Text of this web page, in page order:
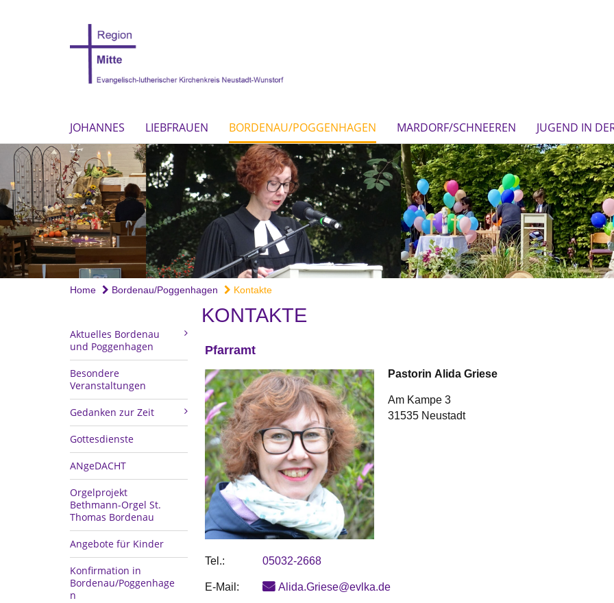
JOHANNES LIEBFRAUEN BORDENAU/POGGENHAGEN MARDORF/SCHNEEREN JUGEND IN
Home Bordenau/Poggenhagen Kontakte
Aktuelles Bordenau
und Poggenhagen
Besondere
Veranstaltungen
Gedanken zur Zeit
Gottesdienste
ANgeDACHT
Orgelprojekt
Bethmann-Orgel St.
Thomas Bordenau
Angebote für Kinder
Konfirmation in
Bordenau/Poggenhage
n
KONTAKTE
Pfarramt
Pastorin Alida Griese
Am Kampe 3
31535 Neustadt
Tel.: 05032-2668
E-Mail: Alida.Griese@evlka.de